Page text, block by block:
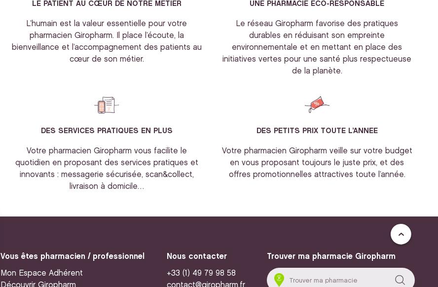
LE PATIENT AU CŒUR DE NOTRE METIER
L’humain est la valeur essentielle pour votre
pharmacien Giropharm. Il place l’écoute, la
bienveillance et l’accompagnement des patients au
cœur de son métier.
UNE PHARMACIE ECO-RESPONSABLE
Le réseau Giropharm favorise des pratiques
durables en réduisant son empreinte
environnementale et en mettant en place des
initiatives vertes pour une santé plus respectueuse
de la planète.
DES SERVICES PRATIQUES EN PLUS
Votre pharmacien Giropharm vous facilite le
quotidien en proposant des services pratiques et
innovants : messagerie sécurisée, scan&collect,
livraison à domicile…
DES PETITS PRIX TOUTE L’ANNEE
Votre pharmacien Giropharm veille sur votre budget
en vous proposant toujours le juste prix, et des
offres promotionnelles attractives toute l’année.
Vous êtes pharmacien / professionnel
Mon Espace Adhérent
Découvrir Giropharm
Nous contacter
+33 (1) 49 79 98 58
contact@giropharm.fr
Trouver ma pharmacie Giropharm